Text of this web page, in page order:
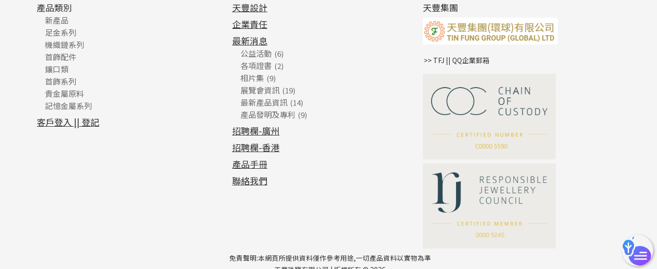
*你的名字
公司名稱
產品類別
新產品
足金系列
足金配件
機織鏈系列
珠仔鏈
镶口链
管狀網鏈
十字車花鏈系列
十字閃O鏈系列
十字錘打鏈系列
側身車花鏈系列
首飾配件
耳環類配件
卷迫系列
螺絲迫系列
梅花迫系列
平臺迫系列
綫拍系列
鏈類配件
動感車花吊墜
調節珠系列
生圈扣系列
龍蝦扣系列
其他類配件
珠盤系列
袖口鈕系列
焊片及鐳射綫
珠類配件
無孔光身珠
空心光身珠
鑲口類
四爪頭系列
六爪頭系列
車花片
動感車花片
鑲口戒指
首飾系列
手镯系列
戒指系列
空心耳環
空心车花管首饰链
貴金屬原料
千足金
記憶金屬系列
記憶戒指
拉簧珠珠手鏈
客戶登入 || 登記
天豐設計
企業責任
最新消息
公益活動 (6)
各項證書 (2)
相片集 (9)
展覽會資訊 (19)
最新產品資訊 (14)
產品發明及專利 (9)
招聘欄-廣州
招聘欄-香港
產品手冊
聯絡我們
天豐集團
>> TFJ || QQ企業郵箱
免責聲明:本網頁所提供資料僅作參考用途,一切產品資料以實物為準